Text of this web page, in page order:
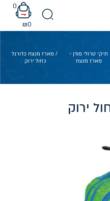
0
₪0
תיקי טרולי מודן -
מארז מנצח
/ מארז מנצח כדורגל
כחול ירוק
ירוק